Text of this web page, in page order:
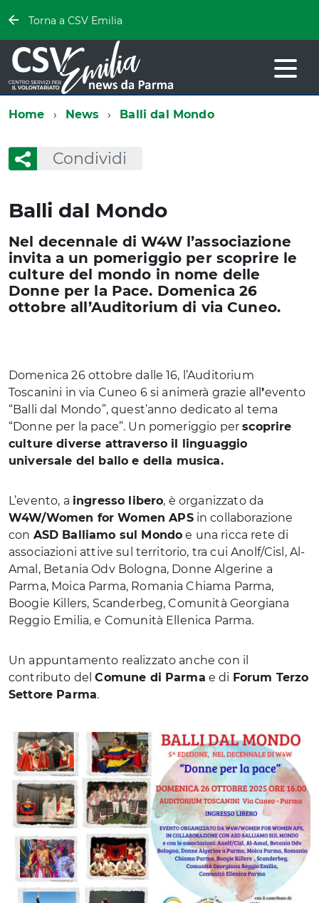
Torna a CSV Emilia
Home News Balli dal Mondo
Balli dal Mondo
Nel decennale di W4W l’associazione
invita a un pomeriggio per scoprire le
culture del mondo in nome delle
Donne per la Pace. Domenica 26
ottobre all’Auditorium di via Cuneo.
Condividi
Domenica 26 ottobre dalle 16, l’Auditorium
Toscanini in via Cuneo 6 si animerà grazie all’evento
“Balli dal Mondo”, quest’anno dedicato al tema
“Donne per la pace”. Un pomeriggio perscoprire
culture diverse attraverso il linguaggio
universale del ballo e della musica.
L’evento, a ingresso libero, è organizzato da
W4W/Women for Women APSin collaborazione
con ASD Balliamo sul Mondo e una ricca rete di
associazioni attive sul territorio, tra cui Anolf/Cisl, Al-
Amal, Betania Odv Bologna, Donne Algerine a
Parma, Moica Parma, Romania Chiama Parma,
Boogie Killers, Scanderbeg, Comunità Georgiana
Reggio Emilia, e Comunità Ellenica Parma.
Un appuntamento realizzato anche con il
contributo delComune di Parma e di Forum Terzo
Settore Parma.